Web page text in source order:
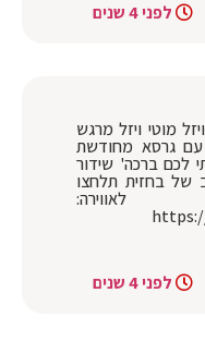
לפני 4 שנים
מוטי ויזל מרגש
עם גרסא מחודשת
לכם ברכה' שידור
של בחזית תלחצו
לפני 4 שנים